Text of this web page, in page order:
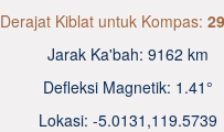
Derajat Kiblat untuk Kompas:
Jarak Ka'bah: 9162 km
Defleksi Magnetik: 1.41°
Lokasi: -5.0131 ,119.5740